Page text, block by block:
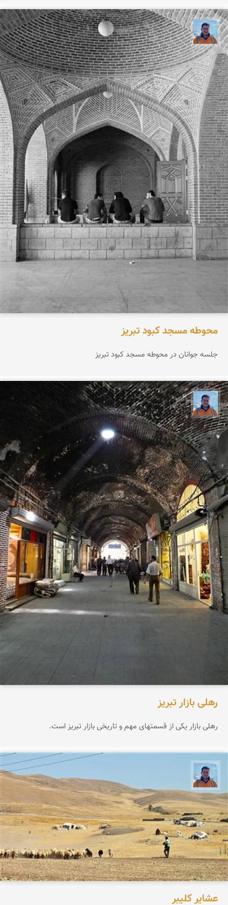
محمد نورمحمديان
محوطه مسجد كبود تبریز
جلسه جوانان در محوطه مسجد كبود تبریز
محمد نورمحمديان
رهلی بازار تبریز
رهلی بازار یكی از قسمتهای مهم و تاریخی بازار تبریز است.
عشایر كلیبر